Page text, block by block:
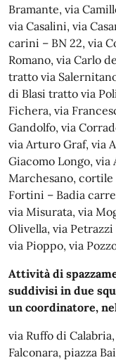
Bramante, via
via Casalini, via
carini – BN 22, via
Romano, via Carlo
tratto via
di Blasi tratto via
Fichera, via
Gandolfo, via
via Arturo Graf, via
Giacomo Longo, via
Marchesano,
Fortini – Badia
via Misurata, via
Olivella, via
via Pioppo, via
Attività di
suddivisi in due
un coordinatore,
via Ruffo di
Falconara, piazza